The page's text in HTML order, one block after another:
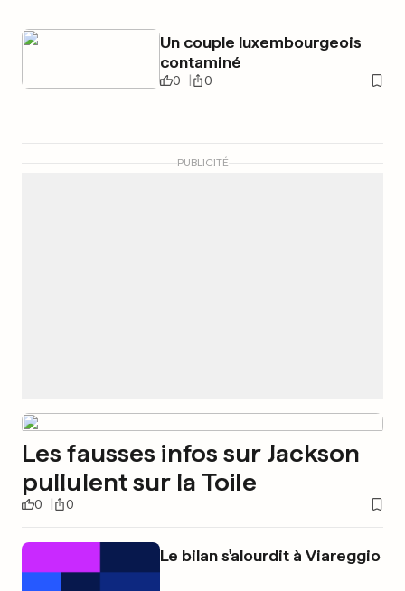
Un couple luxembourgeois
contaminé
0 0
PUBLICITÉ
Les fausses infos sur Jackson
pullulent sur la Toile
0 0
Le bilan s'alourdit à Viareggio